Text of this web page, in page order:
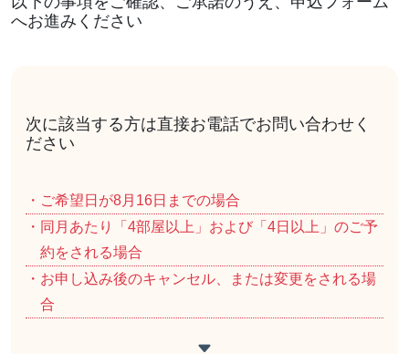
へお進みください
次に該当する方は直接お電話でお問い合わせく
ださい
・ご希望日が8月16日までの場合
・同月あたり「4部屋以上」および「4日以上」のご予
約をされる場合
・お申し込み後のキャンセル、または変更をされる場
合